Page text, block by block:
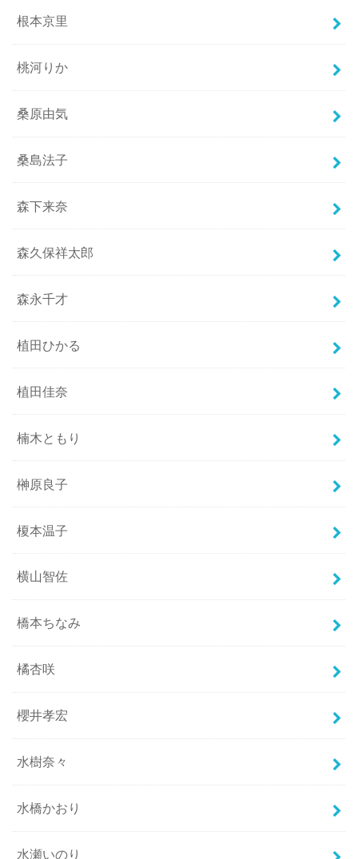
根本京里
桃河りか
桑原由気
桑島法子
森下来奈
森久保祥太郎
森永千才
植田ひかる
植田佳奈
楠木ともり
榊原良子
榎本温子
横山智佐
橋本ちなみ
橘杏咲
櫻井孝宏
水樹奈々
水橋かおり
水瀬いのり